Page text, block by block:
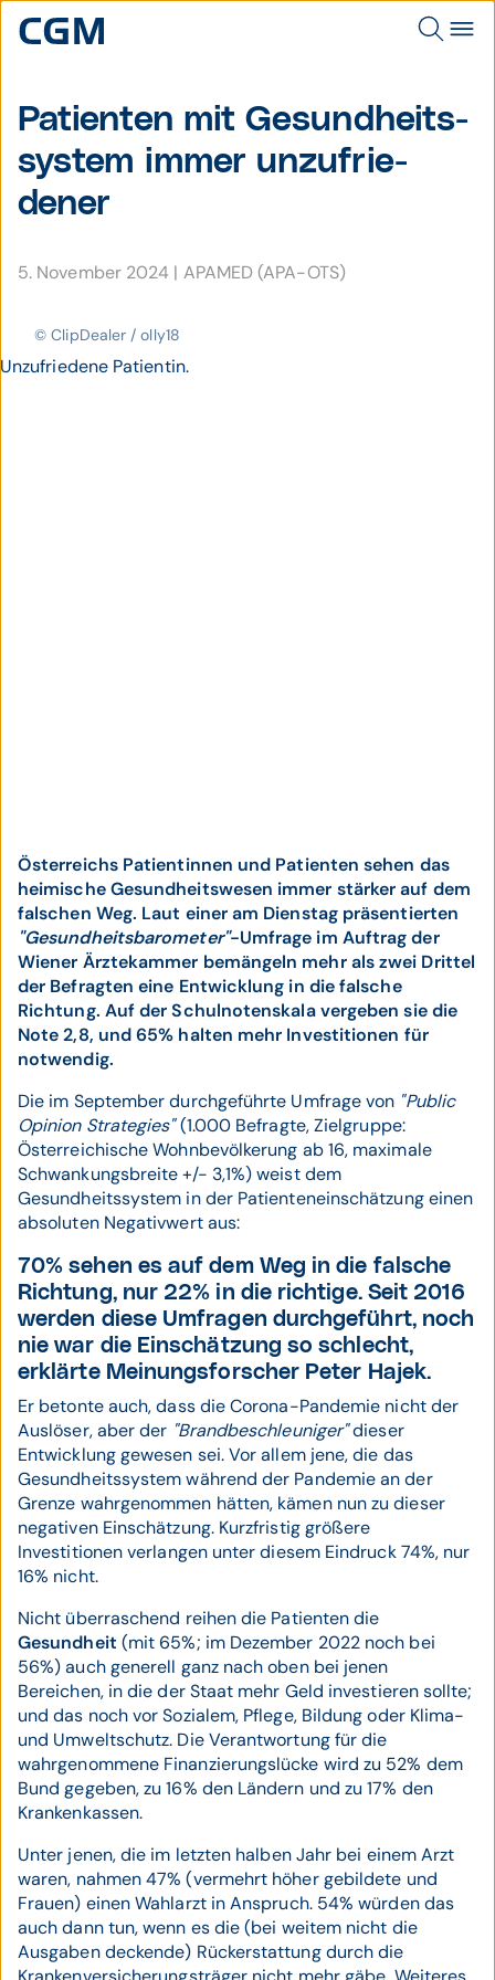
Patienten mit Ge­sund­heits­
system immer un­zu­frie­
dener
5. November 2024 | APAMED (APA-OTS)
© ClipDealer / olly18
Unzufriedene Patientin.
Österreichs Patientinnen und Patienten sehen das
heimische Gesundheitswesen immer stärker auf dem
falschen Weg. Laut einer am Dienstag präsentierten
"Gesundheitsbarometer"-Umfrage im Auftrag der
Wiener Ärztekammer bemängeln mehr als zwei Drittel
der Befragten eine Entwicklung in die falsche
Richtung. Auf der Schulnotenskala vergeben sie die
Note 2,8, und 65% halten mehr Investitionen für
notwendig.
Die im September durchgeführte Umfrage von "Public
Opinion Strategies"(1.000 Befragte, Zielgruppe:
Österreichische Wohnbevölkerung ab 16, maximale
Schwankungsbreite +/- 3,1%) weist dem
Gesundheitssystem in der Patienteneinschätzung einen
absoluten Negativwert aus:
70% sehen es auf dem Weg in die falsche
Richtung, nur 22% in die richtige. Seit 2016
werden diese Umfragen durchgeführt, noch
nie war die Einschätzung so schlecht,
erklärte Meinungsforscher Peter Hajek.
Er betonte auch, dass die Corona-Pandemie nicht der
Auslöser, aber der "Brandbeschleuniger"dieser
Entwicklung gewesen sei. Vor allem jene, die das
Gesundheitssystem während der Pandemie an der
Grenze wahrgenommen hätten, kämen nun zu dieser
negativen Einschätzung. Kurzfristig größere
Investitionen verlangen unter diesem Eindruck 74%, nur
16% nicht.
Nicht überraschend reihen die Patienten die
Gesundheit (mit 65%; im Dezember 2022 noch bei
56%) auch generell ganz nach oben bei jenen
Bereichen, in die der Staat mehr Geld investieren sollte;
und das noch vor Sozialem, Pflege, Bildung oder Klima-
und Umweltschutz. Die Verantwortung für die
wahrgenommene Finanzierungslücke wird zu 52% dem
Bund gegeben, zu 16% den Ländern und zu 17% den
Krankenkassen.
Unter jenen, die im letzten halben Jahr bei einem Arzt
waren, nahmen 47% (vermehrt höher gebildete und
Frauen) einen Wahlarzt in Anspruch. 54% würden das
auch dann tun, wenn es die (bei weitem nicht die
Ausgaben deckende) Rückerstattung durch die